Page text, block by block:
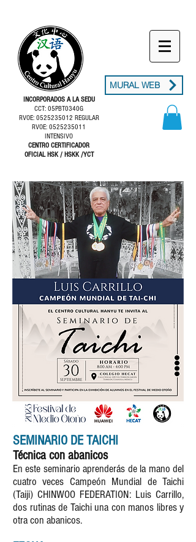
INCORPORADOS A LA SEDU
CCT: 05PBT0340G
RVOE: 0525235012 REGULAR
RVOE: 0525235011
INTENSIVO
CENTRO CERTIFICADOR
OFICIAL HSK / HSKK /YCT
MURAL WEB
SEMINARIO DE TAICHI
Técnica con abanicos
En este seminario aprenderás de la mano del
cuatro veces Campeón Mundial de Taichi
(Taiji) CHINWOO FEDERATION: Luis Carrillo,
dos rutinas de Taichi una con manos libres y
otra con abanicos.